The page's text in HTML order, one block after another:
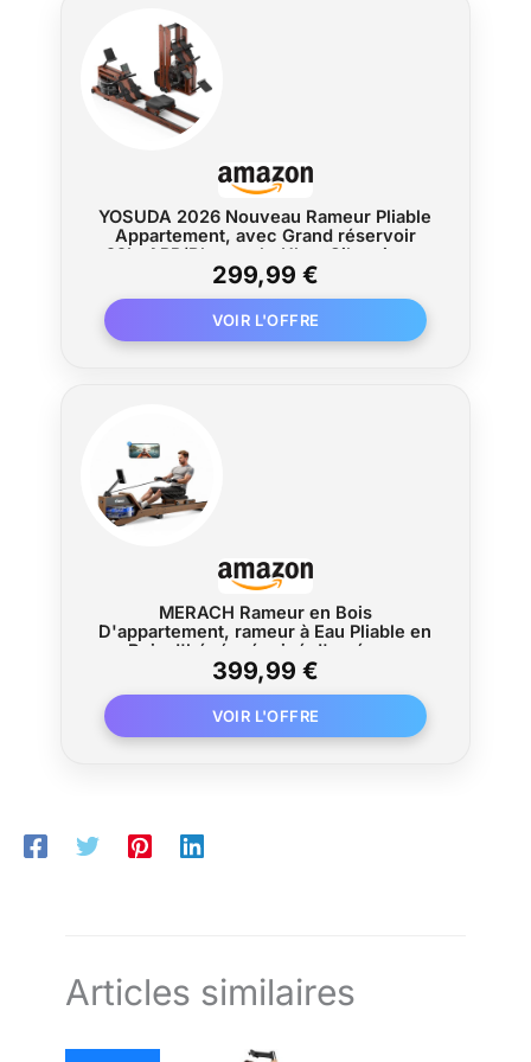
Montage rapide, design pliable à 180° pour
gain de place. Esthétique bois chêne
élégante. Support tablette intégré pour
divertissement pendant l'entraînement.
Compatible avec l'application Kinomap pour
des séances motivantes
YOSUDA 2026 Nouveau Rameur Pliable
Appartement, avec Grand réservoir
22L, APP/Bluetooth, Ultra-Silencieux,
Support téléphone réglable, capacité
Max. 190cm/182kg et pré-assemblé à
98%, Rameur a Eau
299,99 €
MERACH Rameur en Bois
D'appartement, rameur à Eau Pliable en
Bois d'hévéa, équipé d'un écran
rétroéclairé et d'un siège Confortable,
simule Un véritable Aviron R23R1
399,99 €
Articles similaires